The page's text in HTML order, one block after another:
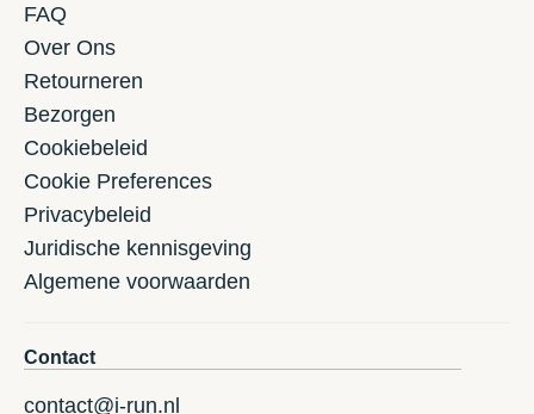
FAQ
Over Ons
Retourneren
Bezorgen
Cookiebeleid
Cookie Preferences
Privacybeleid
Juridische kennisgeving
Algemene voorwaarden
Contact
contact@i-run.nl